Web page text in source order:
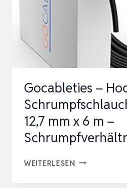
Gocableties –
12,7 mm x 6 m –
WEITERLESEN GOCABLETIES